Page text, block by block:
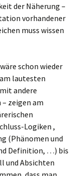
der Näherung –
vorhandener
muss wissen
schon wieder
lautesten
andere
zeigen am
Logiken ,
(Phänomen und
Definition, …) bis
und Absichten